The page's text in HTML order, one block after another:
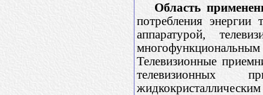
Область
потребления энергии
аппаратурой,
Телевизионные
телевизионных